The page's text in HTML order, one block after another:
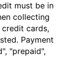
must be in
collecting
credit cards,
Payment
"prepaid",